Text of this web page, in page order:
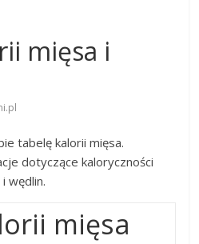
mięsa i
tabelę kalorii mięsa.
dotyczące kaloryczności
wędlin.
mięsa